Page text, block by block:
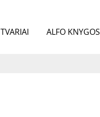
TVARIAI ALFO KNYGOS